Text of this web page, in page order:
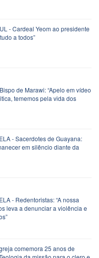
- Cardeal Yeom ao presidente
a todos” 
de Marawi: “Apelo em vídeo
tememos pela vida dos
- Sacerdotes de Guayana:
em silêncio diante da
- Redentoristas: “A nossa
leva a denunciar a violência e
comemora 25 anos de